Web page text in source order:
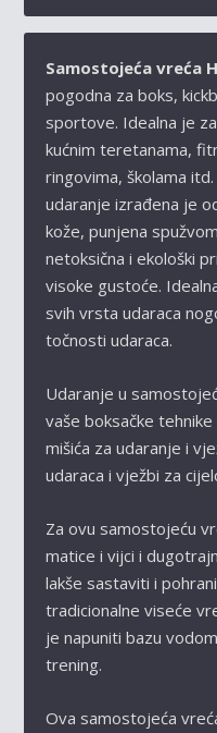
Samostojeća vreća
pogodna za boks,
sportove. Idealna je
kućnim teretanama,
ringovima, školama
udaranje izrađena je
kože, punjena
netoksična i ekološki
visoke gustoće.
svih vrsta udaraca
točnosti udaraca.
Udaranje u
vaše boksačke
mišića za udaranje i
udaraca i vježbi za
Za ovu samostojeću
matice i vijci i
lakše sastaviti i
tradicionalne viseće
je napuniti bazu
trening.
Ova samostojeća